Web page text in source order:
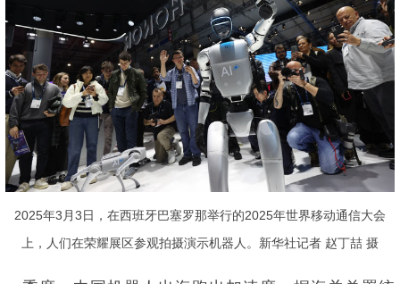
2025年3月3日，在西班牙巴塞罗那举行的2025年世界移动通信大会
上，人们在荣耀展区参观拍摄演示机器人。新华社记者 赵丁喆 摄